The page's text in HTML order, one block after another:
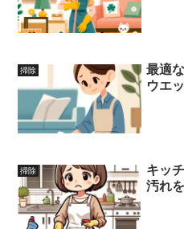
掃除
最適
ウエ
掃除
キッ
汚れ